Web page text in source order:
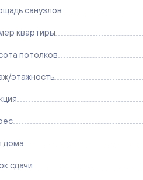
санузлов
квартиры
потолков
этажность
дома
сдачи